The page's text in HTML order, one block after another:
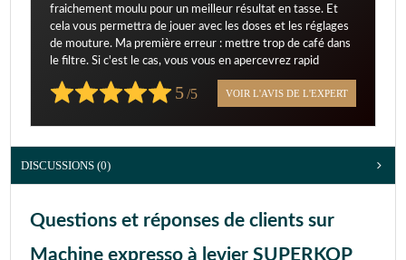
fraichement moulu pour un meilleur résultat en tasse. Et
cela vous permettra de jouer avec les doses et les réglages
de mouture. Ma première erreur : mettre trop de café dans
le filtre. Si c'est le cas, vous vous en apercevrez rapid
5/5 VOIR L'AVIS DE L'EXPERT
DISCUSSIONS (0)
Questions et réponses de clients sur
Machine expresso à levier SUPERKOP